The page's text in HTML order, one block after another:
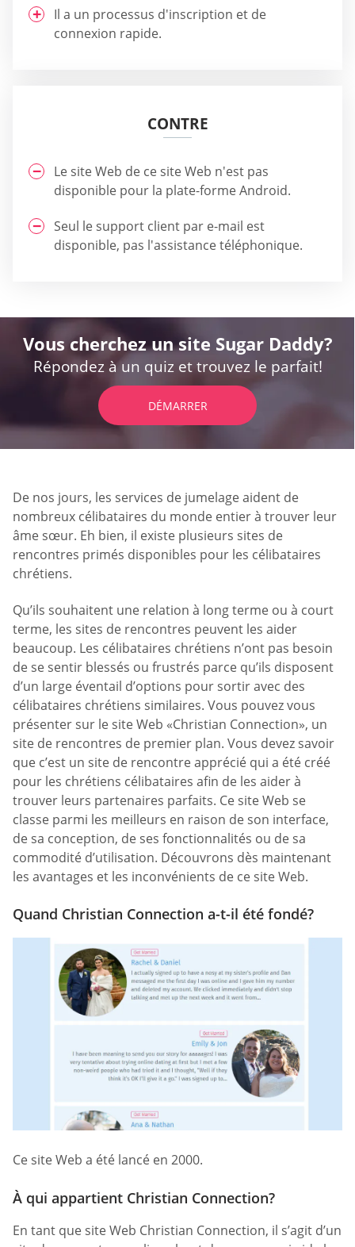
Il a un processus d'inscription et de
connexion rapide.
CONTRE
Le site Web de ce site Web n'est pas
disponible pour la plate-forme Android.
Seul le support client par e-mail est
disponible, pas l'assistance téléphonique.
Vous cherchez un site Sugar Daddy?
Répondez à un quiz et trouvez le parfait!
DÉMARRER
De nos jours, les services de jumelage aident de
nombreux célibataires du monde entier à trouver leur
âme sœur. Eh bien, il existe plusieurs sites de
rencontres primés disponibles pour les célibataires
chrétiens.
Qu’ils souhaitent une relation à long terme ou à court
terme, les sites de rencontres peuvent les aider
beaucoup. Les célibataires chrétiens n’ont pas besoin
de se sentir blessés ou frustrés parce qu’ils disposent
d’un large éventail d’options pour sortir avec des
célibataires chrétiens similaires. Vous pouvez vous
présenter sur le site Web «Christian Connection», un
site de rencontres de premier plan. Vous devez savoir
que c’est un site de rencontre apprécié qui a été créé
pour les chrétiens célibataires afin de les aider à
trouver leurs partenaires parfaits. Ce site Web se
classe parmi les meilleurs en raison de son interface,
de sa conception, de ses fonctionnalités ou de sa
commodité d’utilisation. Découvrons dès maintenant
les avantages et les inconvénients de ce site Web.
Quand Christian Connection a-t-il été fondé?
Ce site Web a été lancé en 2000.
À qui appartient Christian Connection?
En tant que site Web Christian Connection, il s’agit d’un